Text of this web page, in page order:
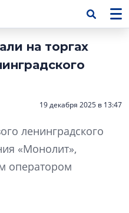
на торгах
19 декабря 2025 в 13:47
ленинградского
«Монолит»,
оператором